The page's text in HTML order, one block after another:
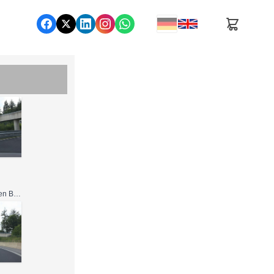
Nutzung gemäß den Bedingungen